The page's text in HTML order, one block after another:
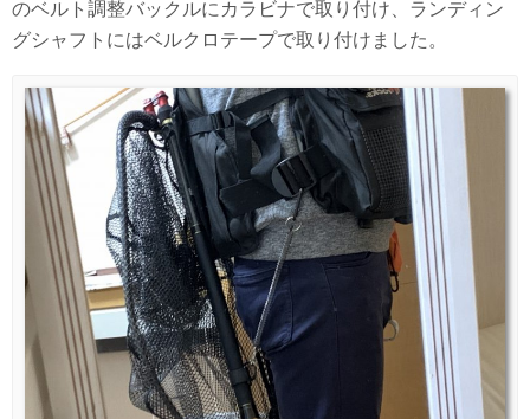
のベルト調整バックルにカラビナで取り付け、ランディン
グシャフトにはベルクロテープで取り付けました。